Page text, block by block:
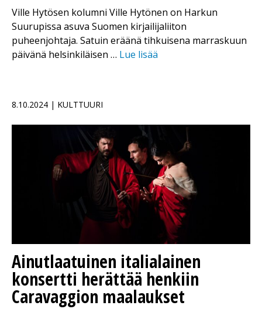
Ville Hytösen kolumni Ville Hytönen on Harkun
Suurupissa asuva Suomen kirjailijaliiton
puheenjohtaja. Satuin eräänä tihkuisena marraskuun
päivänä helsinkiläisen … Lue lisää
8.10.2024 | KULTTUURI
Ainutlaatuinen italialainen
konsertti herättää henkiin
Caravaggion maalaukset